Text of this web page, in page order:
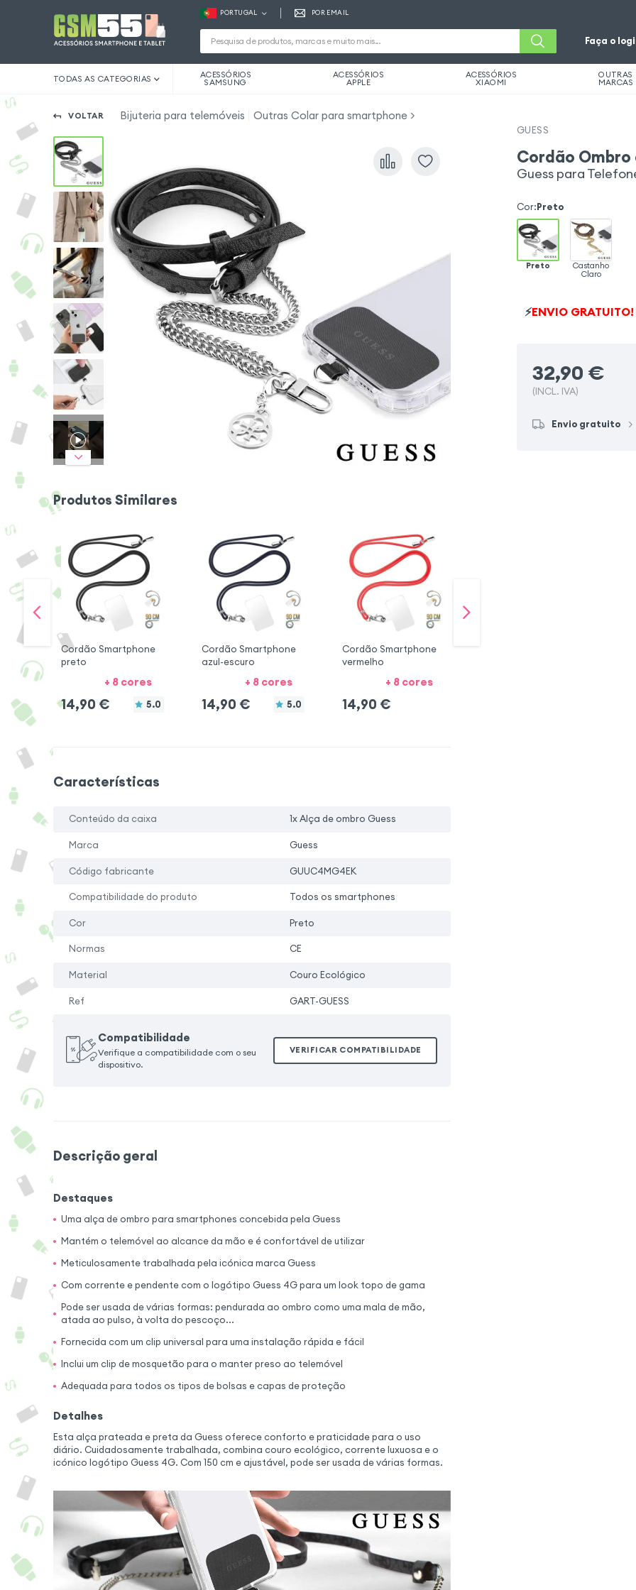
PORTUGAL POR EMAIL
Faça o
TODAS AS CATEGORIAS ACESSÓRIOS
SAMSUNG
ACESSÓRIOS
APPLE
ACESSÓRIOS
XIAOMI
OUTRAS
MARCAS
VOLTAR Bijuteria para telemóveis Outras Colar para smartphone
Produtos Similares
Cordão Smartphone
preto
+ 8 cores
14,90 € 5.0
Cordão Smartphone
azul-escuro
+ 8 cores
14,90 € 5.0
Cordão Smartphone
vermelho
+ 8 cores
14,90 €
Características
Conteúdo da caixa 1x Alça de ombro Guess
Marca Guess
Código fabricante GUUC4MG4EK
Compatibilidade do produto Todos os smartphones
Cor Preto
Normas CE
Material Couro Ecológico
Ref GART-GUESS
Compatibilidade
Verifique a compatibilidade com o seu
dispositivo.
VERIFICAR COMPATIBILIDADE
Descrição geral
Destaques
Uma alça de ombro para smartphones concebida pela Guess
Mantém o telemóvel ao alcance da mão e é confortável de utilizar
Meticulosamente trabalhada pela icónica marca Guess
Com corrente e pendente com o logótipo Guess 4G para um look topo de gama
Pode ser usada de várias formas: pendurada ao ombro como uma mala de mão,
atada ao pulso, à volta do pescoço...
Fornecida com um clip universal para uma instalação rápida e fácil
Inclui um clip de mosquetão para o manter preso ao telemóvel
Adequada para todos os tipos de bolsas e capas de proteção
Detalhes
Esta alça prateada e preta da Guess oferece conforto e praticidade para o uso
diário. Cuidadosamente trabalhada, combina couro ecológico, corrente luxuosa e o
icónico logótipo Guess 4G. Com 150 cm e ajustável, pode ser usada de várias formas.
GUESS
Cordão
Guess para
Cor:Preto
Preto
Castanho
Claro
⚡ENVIO GRATUITO!
32,90 €
(INCL. IVA)
Envio gratuito